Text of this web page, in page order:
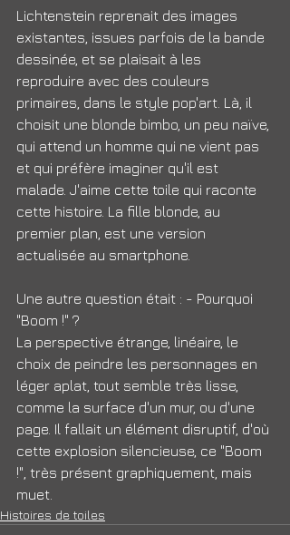
Lichtenstein reprenait des images
existantes, issues parfois de la bande
dessinée, et se plaisait à les
reproduire avec des couleurs
primaires, dans le style pop'art. Là, il
choisit une blonde bimbo, un peu naïve,
qui attend un homme qui ne vient pas
et qui préfère imaginer qu'il est
malade. J'aime cette toile qui raconte
cette histoire. La fille blonde, au
premier plan, est une version
actualisée au smartphone.
Une autre question était : - Pourquoi
"Boom !" ?
La perspective étrange, linéaire, le
choix de peindre les personnages en
léger aplat, tout semble très lisse,
comme la surface d'un mur, ou d'une
page. Il fallait un élément disruptif, d'où
cette explosion silencieuse, ce "Boom
!", très présent graphiquement, mais
muet.
Histoires de toiles